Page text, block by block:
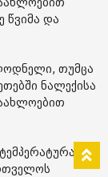
წვიმა და
თუმცა
ნალექისა